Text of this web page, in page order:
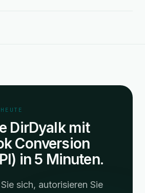
DirDyalk mit
Conversion
in 5 Minuten.
sich, autorisieren Sie